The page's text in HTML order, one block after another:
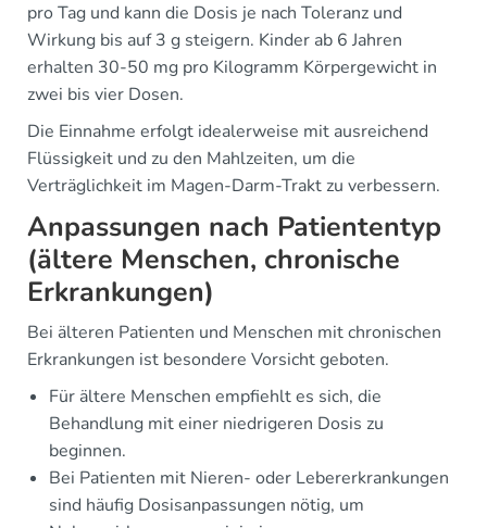
pro Tag und kann die Dosis je nach Toleranz und
Wirkung bis auf 3 g steigern. Kinder ab 6 Jahren
erhalten 30-50 mg pro Kilogramm Körpergewicht in
zwei bis vier Dosen.
Die Einnahme erfolgt idealerweise mit ausreichend
Flüssigkeit und zu den Mahlzeiten, um die
Verträglichkeit im Magen-Darm-Trakt zu verbessern.
Anpassungen nach Patiententyp
(ältere Menschen, chronische
Erkrankungen)
Bei älteren Patienten und Menschen mit chronischen
Erkrankungen ist besondere Vorsicht geboten.
Für ältere Menschen empfiehlt es sich, die
Behandlung mit einer niedrigeren Dosis zu
beginnen.
Bei Patienten mit Nieren- oder Lebererkrankungen
sind häufig Dosisanpassungen nötig, um